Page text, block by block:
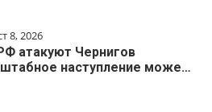
8, 2026
атакуют Чернигов
наступление може…